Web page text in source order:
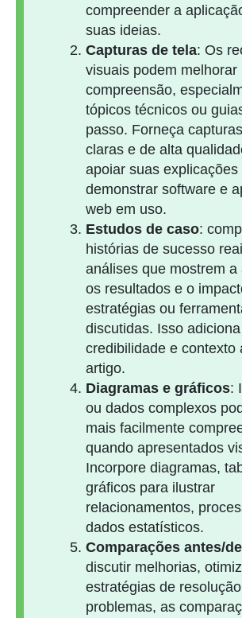
compreender a
suas ideias.
Capturas de tela: Os
visuais podem melhorar
compreensão,
tópicos técnicos ou
passo. Forneça
claras e de alta
apoiar suas explicações
demonstrar software e
web em uso.
Estudos de caso:
histórias de sucesso
análises que mostrem a
os resultados e o
estratégias ou
discutidas. Isso adiciona
credibilidade e contexto
artigo.
Diagramas e gráficos:
ou dados complexos
mais facilmente
quando apresentados
Incorpore diagramas,
gráficos para ilustrar
relacionamentos,
dados estatísticos.
Comparações antes/
discutir melhorias,
estratégias de
problemas, as